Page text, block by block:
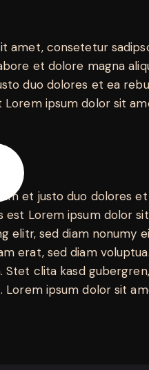
amet, consetetur
et dolore magna
duo dolores et ea
Lorem ipsum dolor sit
et justo duo dolores
est Lorem ipsum dolor
elitr, sed diam nonumy
erat, sed diam
Stet clita kasd
Lorem ipsum dolor sit